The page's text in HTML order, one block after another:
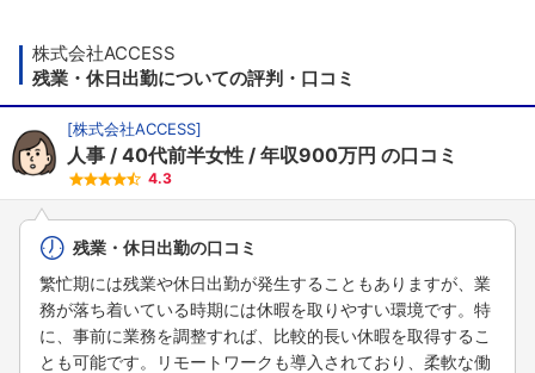
株式会社ACCESS
残業・休日出勤についての評判・口コミ
[株式会社ACCESS]
人事 40代前半女性 年収900万円 の口コミ
4.3
残業・休日出勤の口コミ
繁忙期には残業や休日出勤が発生することもありますが、業
務が落ち着いている時期には休暇を取りやすい環境です。特
に、事前に業務を調整すれば、比較的長い休暇を取得するこ
とも可能です。リモートワークも導入されており、柔軟な働